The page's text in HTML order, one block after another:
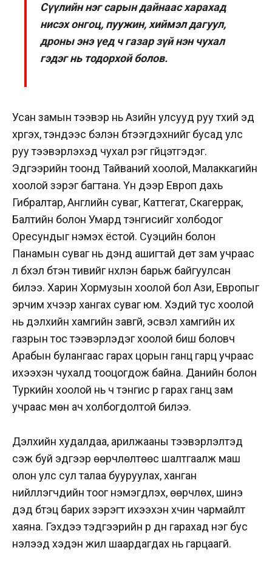
Сүүлийн нэг сарын дайнаас харахад
нисэх онгоц, пуужин, хиймэл дагуул,
дроны энэ үед ч газар зүй нэн чухал
гэдэг нь тодорхой болов.
Усан замын тээвэр нь Азийн улсууд руу түүхий эд
хүргэх, тэндээс бэлэн бүтээгдэхүүнийг бусад улс
руу тээвэрлэхэд чухал үүрэг гүйцэтгэдэг.
Эдгээрийн тоонд Тайваний хоолой, Малаккагийн
хоолой зэрэг багтана. Үүн дээр Европ дахь
Гибралтар, Английн суваг, Каттегат, Скагеррак,
Балтийн болон Умард тэнгисийг холбодог
Оресундыг нэмэх ёстой. Суэцийн болон
Панамын суваг нь дэндүү ашигтай дөт зам учраас
л бүхэл бүтэн тивийг нүхлэн барьж байгуулсан
билээ. Харин Хормузын хоолой бол Ази, Европыг
эрчим хүчээр хангах суваг юм. Хэдий тус хоолой
нь дэлхийн хамгийн завгүй, эсвэл хамгийн их
газрын тос тээвэрлэдэг хоолой биш боловч
Арабын булангаас гарах цорын ганц гарц учраас
ихээхэн чухалд тооцогдож байна. Данийн болон
Туркийн хоолой нь ч тэнгис рүү гарах ганц зам
учраас мөн ач холбогдолтой билээ.
Дэлхийн худалдаа, арилжааны тээвэрлэлтэд
үүсэж буй эдгээр өөрчлөлтөөс шалтгаалж маш
олон улс сул талаа бууруулах, ханган
нийлүүлэгчдийн тоог нэмэгдүүлэх, өөрчлөх, шинэ
дэд бүтэц барих зэрэгт ихээхэн хүчин чармайлт
хаяна. Гэхдээ тэдгээрийн үр дүн гарахад нэг бус
нэлээд хэдэн жил шаардагдах нь гарцаагүй.